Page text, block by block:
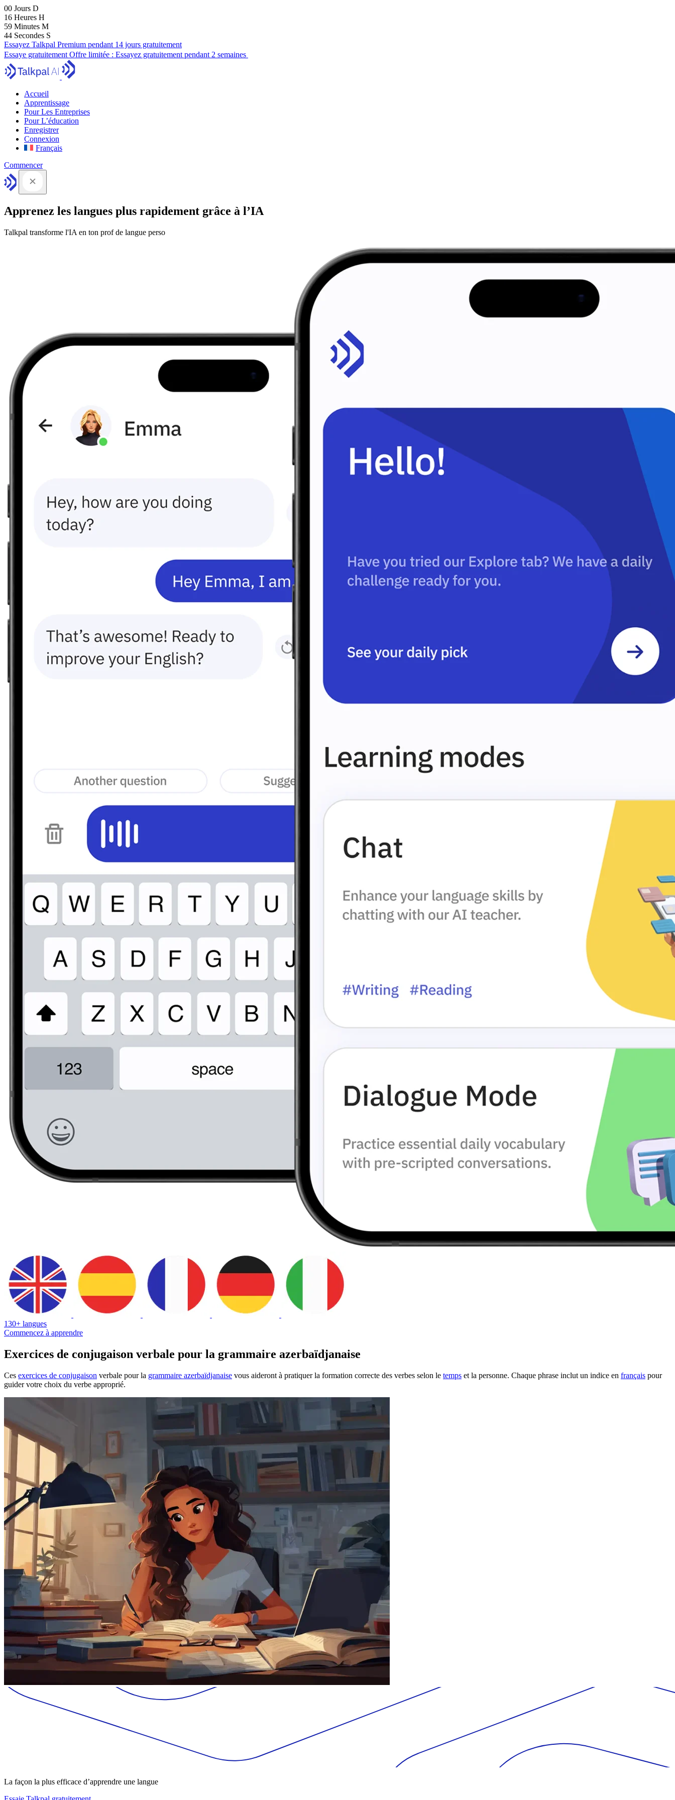
00 Jours D
16 Heures H
59 Minutes M
43 Secondes S
Essayez Talkpal Premium pendant 14 jours gratuitement
Essaye gratuitement Offre limitée : Essayez gratuitement pendant 2 semaines
Accueil
Apprentissage
Pour Les Entreprises
Pour L’éducation
Enregistrer
Connexion
Français
Commencer
Apprenez les langues plus rapidement grâce à l’IA
Talkpal transforme l'IA en ton prof de langue perso
130+ langues
Commencez à apprendre
Exercices de conjugaison verbale pour la grammaire azerbaïdjanaise
Ces exercices de conjugaison verbale pour la grammaire azerbaïdjanaise vous aideront à pratiquer la formation correcte des verbes selon le temps et la personne. Chaque phrase inclut un indice en français pour
guider votre choix du verbe approprié.
La façon la plus efficace d’apprendre une langue